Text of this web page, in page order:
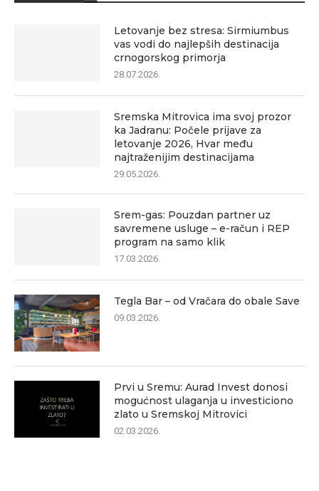
Letovanje bez stresa: Sirmiumbus
vas vodi do najlepših destinacija
crnogorskog primorja
28.07.2026.
Sremska Mitrovica ima svoj prozor
ka Jadranu: Počele prijave za
letovanje 2026, Hvar među
najtraženijim destinacijama
29.05.2026.
Srem-gas: Pouzdan partner uz
savremene usluge – e-račun i REP
program na samo klik
17.03.2026.
Tegla Bar – od Vračara do obale Save
09.03.2026.
Prvi u Sremu: Aurad Invest donosi
mogućnost ulaganja u investiciono
zlato u Sremskoj Mitrovici
02.03.2026.